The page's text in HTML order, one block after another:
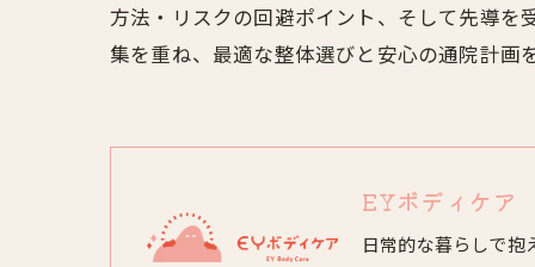
方法・リスクの回避ポイント、そして先導を
集を重ね、最適な整体選びと安心の通院計画
EYボディケア
日常的な暮らしで